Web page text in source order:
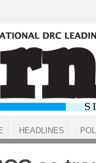
HEADLINES